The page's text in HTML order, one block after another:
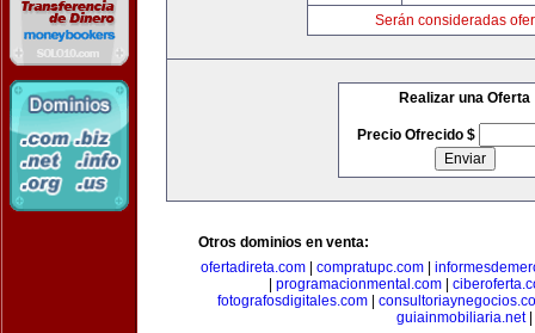
Serán consideradas
Realizar una Oferta
Precio Ofrecido $
Otros dominios en venta:
ofertadireta.com| compratupc.com|
programacionmental.com|
fotografosdigitales.com
guiainmobiliaria.net|